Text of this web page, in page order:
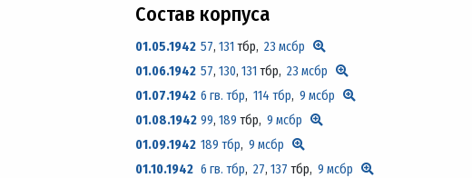
Состав корпуса
01.05.1942 57,131 тбр,23 мсбр
01.06.1942 57,130,131 тбр,23 мсбр
01.07.1942 6 гв. тбр,114 тбр,9 мсбр
01.08.1942 99,189 тбр,9 мсбр
01.09.1942 189 тбр,9 мсбр
01.10.1942 6 гв. тбр,27,137 тбр,9 мсбр